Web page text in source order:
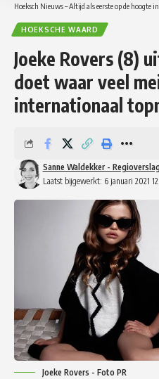
Hoeksch Nieuws – Altijd als eerste op de hoogte
HOEKSCHE WAARD
Joeke Rovers (8)
doet waar veel
internationaal
Laatst bijgewerkt: 6 januari 2021
Sanne Waldekker -
Joeke Rovers - Foto PR